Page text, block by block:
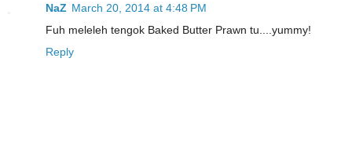
NaZ March 20, 2014 at 4:48 PM
Fuh meleleh tengok Baked Butter Prawn tu....yummy!
Reply